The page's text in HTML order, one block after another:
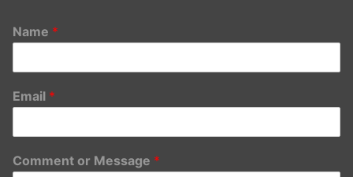
Name *
Email *
Comment or Message *